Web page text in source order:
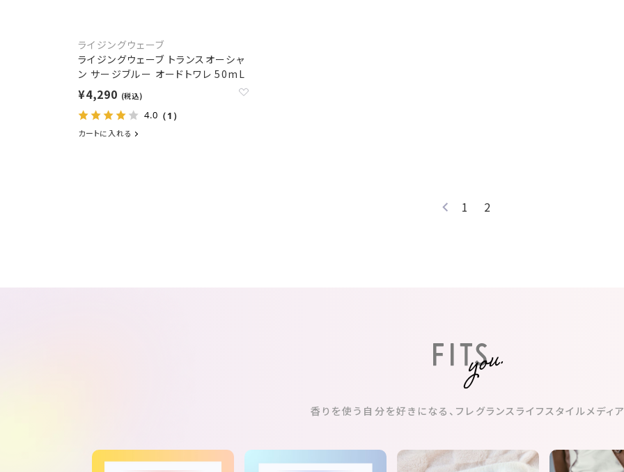
ライジングウェーブ
ライジングウェーブ トランスオーシャ
ン サージブルー オードトワレ 50mL
¥4,290 (税込)
4.0 （1）
カートに入れる
1 2
香りを使う自分を好きになる、 フレグランスライフスタイルメディ